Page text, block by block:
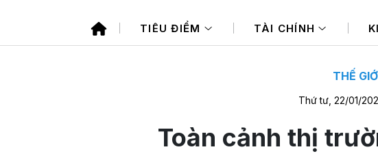
16:20- Phiên 6/8:
hai cổ phiếu lớn
giao dịch bất động
TIÊU ĐIỂM TÀI CHÍNH
THẾ
Thứ tư, 22/01/
Toàn cảnh thị